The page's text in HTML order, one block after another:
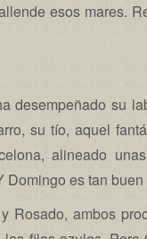
esos mares.
desempeñado su
su tío, aquel
alineado
es tan
Rosado, ambos